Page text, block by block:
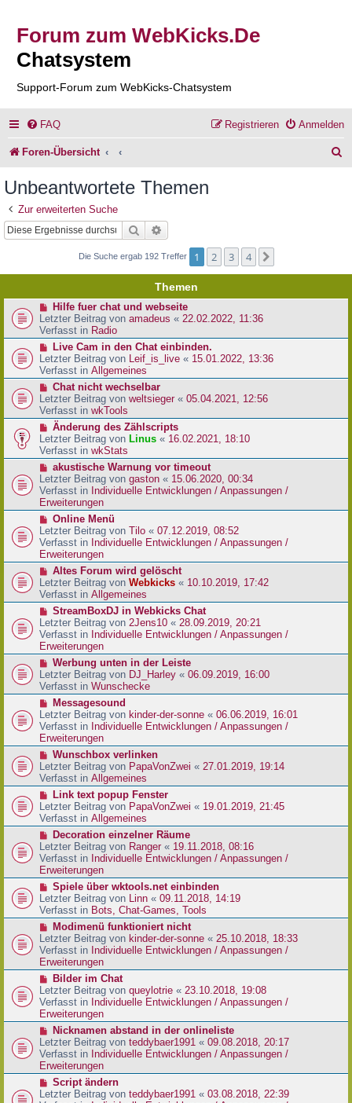
Forum zum WebKicks.De
Chatsystem
Support-Forum zum WebKicks-Chatsystem
FAQ Anmelden
Registrieren
Foren-Übersicht
Unbeantwortete Themen
Zur erweiterten Suche
Suche
Die Suche ergab 192 Treffer 1 2 3 4
Themen
N
e
u
e
r
B
e
t
r
a
g
Hilfe fuer chat und webseite
Letzter Beitrag von amadeus « 22.02.2022, 11:36
Verfasst in Radio
N
e
u
e
r
B
e
t
r
a
g
Live Cam in den Chat einbinden.
Letzter Beitrag von Leif_is_live « 15.01.2022, 13:36
Verfasst in Allgemeines
N
e
u
e
r
B
e
t
r
a
g
Chat nicht wechselbar
Letzter Beitrag von weltsieger « 05.04.2021, 12:56
Verfasst in wkTools
N
e
u
e
r
B
e
i
r
a
g
Änderung des Zählscripts
Letzter Beitrag von Linus « 16.02.2021, 18:10
Verfasst in wkStats
N
e
u
e
r
B
e
i
t
a
g
akustische Warnung vor timeout
Letzter Beitrag von gaston « 15.06.2020, 00:34
Verfasst in Individuelle Entwicklungen / Anpassungen /
Erweiterungen
N
e
u
e
r
B
e
i
r
a
g
Online Menü
Letzter Beitrag von Tilo « 07.12.2019, 08:52
Verfasst in Individuelle Entwicklungen / Anpassungen /
Erweiterungen
N
e
u
e
r
B
e
i
r
a
g
Altes Forum wird gelöscht
Letzter Beitrag von Webkicks « 10.10.2019, 17:42
Verfasst in Allgemeines
N
e
u
e
r
B
e
i
r
a
g
StreamBoxDJ in Webkicks Chat
Letzter Beitrag von 2Jens10 « 28.09.2019, 20:21
Verfasst in Individuelle Entwicklungen / Anpassungen /
Erweiterungen
N
e
u
e
r
B
e
i
r
a
g
Werbung unten in der Leiste
Letzter Beitrag von DJ_Harley « 06.09.2019, 16:00
Verfasst in Wunschecke
N
e
u
e
r
B
e
i
r
a
g
Messagesound
Letzter Beitrag von kinder-der-sonne « 06.06.2019, 16:01
Verfasst in Individuelle Entwicklungen / Anpassungen /
Erweiterungen
N
e
u
e
r
B
e
t
r
a
g
Wunschbox verlinken
Letzter Beitrag von PapaVonZwei « 27.01.2019, 19:14
Verfasst in Allgemeines
N
e
u
e
r
B
e
i
r
a
g
Link text popup Fenster
Letzter Beitrag von PapaVonZwei « 19.01.2019, 21:45
Verfasst in Allgemeines
N
e
u
e
r
B
e
i
r
a
g
Decoration einzelner Räume
Letzter Beitrag von Ranger « 19.11.2018, 08:16
Verfasst in Individuelle Entwicklungen / Anpassungen /
Erweiterungen
N
e
u
e
r
B
e
i
r
a
g
Spiele über wktools.net einbinden
Letzter Beitrag von Linn « 09.11.2018, 14:19
Verfasst in Bots, Chat-Games, Tools
N
e
u
e
r
B
e
i
t
a
g
Modimenü funktioniert nicht
Letzter Beitrag von kinder-der-sonne « 25.10.2018, 18:33
Verfasst in Individuelle Entwicklungen / Anpassungen /
Erweiterungen
N
e
u
e
r
B
e
i
t
a
Bilder im Chat
Letzter Beitrag von queylotrie « 23.10.2018, 19:08
Verfasst in Individuelle Entwicklungen / Anpassungen /
Erweiterungen
N
e
u
e
r
B
e
Nicknamen abstand in der onlineliste
Letzter Beitrag von teddybaer1991 « 09.08.2018, 20:17
Verfasst in Individuelle Entwicklungen / Anpassungen /
Erweiterungen
N
e
Script ändern
Letzter Beitrag von teddybaer1991 « 03.08.2018, 22:39